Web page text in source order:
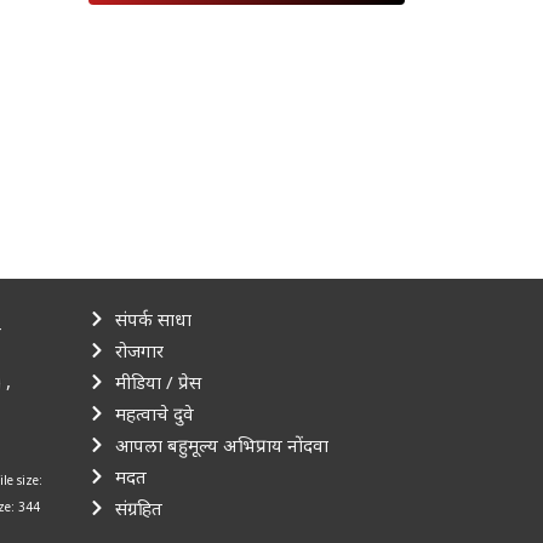
,
size:
344
संपर्क साधा
रोजगार
मीडिया / प्रेस
महत्वाचे दुवे
आपला बहुमूल्य अभिप्राय नोंदवा
मदत
संग्रहित